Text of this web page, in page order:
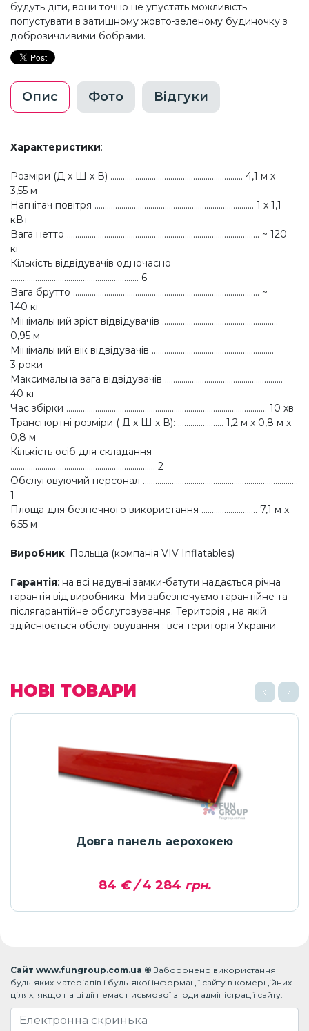
будуть діти, вони точно не упустять можливість
попустувати в затишному жовто-зеленому будиночку з
доброзичливими бобрами.
Опис Фото Відгуки
Характеристики:
Розміри (Д x Ш x В) ................................................................ 4,1 м х
3,55 м
Нагнітач повітря ............................................................................. 1 х 1,1
кВт
Вага нетто ............................................................................................. ~ 120
кг
Кількість відвідувачів одночасно
.............................................................. 6
Вага брутто .......................................................................................... ~
140 кг
Мінімальний зріст відвідувачів ........................................................
0,95 м
Мінімальний вік відвідувачів ...........................................................
3 роки
Максимальна вага відвідувачів .........................................................
40 кг
Час збірки ................................................................................................. 10 хв
Транспортні розміри ( Д x Ш x В): ...................... 1,2 м х 0,8 м х
0,8 м
Кількість осіб для складання
...................................................................... 2
Обслуговуючий персонал ...........................................................................
1
Площа для безпечного використання ........................... 7,1 м х
6,55 м
Виробник: Польща (компанія VIV Inflatables)
Гарантія: на всі надувні замки-батути надається річна
гарантія від виробника. Ми забезпечуємо гарантійне та
післягарантійне обслуговування. Територія , на якій
здійснюється обслуговування : вся територія України
НОВІ ТОВАРИ
Довга панель аерохокею
84 € /4 284 грн.
Сайт www.fungroup.com.ua ©Заборонено використання
будь-яких матеріалів і будь-якої інформації сайту в комерційних
цілях, якщо на ці дії немає письмової згоди адміністрації сайту.